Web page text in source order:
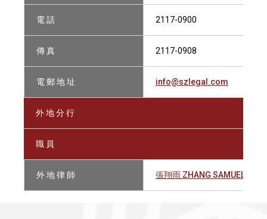
電 話 2117-0900
傳 真 2117-0908
電 郵 地 址 info@szlegal.com
外 地 分 行
職 員
外 地 律 師 張翔雨 ZHANG SAMUEL